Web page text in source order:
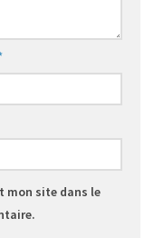
mon site dans le